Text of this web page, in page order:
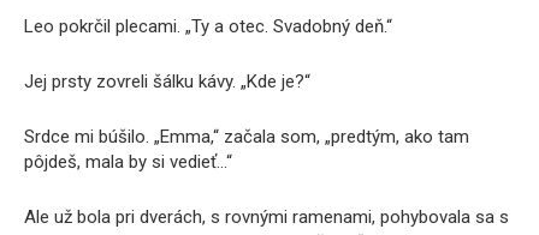
Leo pokrčil plecami. „Ty a otec. Svadobný deň.“
Jej prsty zovreli šálku kávy. „Kde je?“
Srdce mi búšilo. „Emma,“ začala som, „predtým, ako tam
pôjdeš, mala by si vedieť…“
Ale už bola pri dverách, s rovnými ramenami, pohybovala sa s